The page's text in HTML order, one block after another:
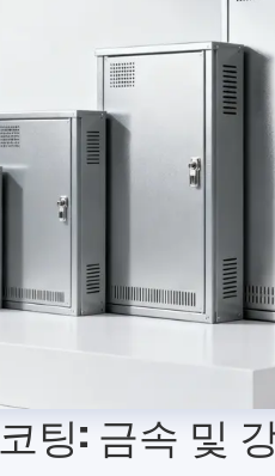
팅: 금속 및
표면 마감을 맞춤화하세요., 환